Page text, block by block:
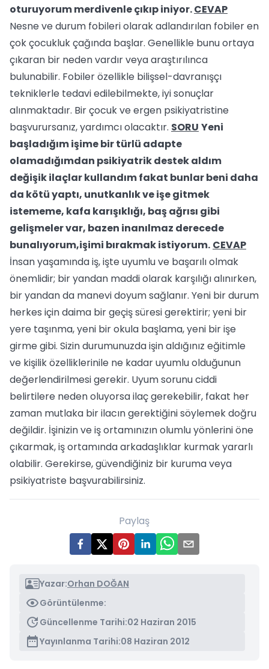
oturuyorum merdivenle çıkıp iniyor.CEVAP
Nesne ve durum fobileri olarak adlandırılan fobiler en
çok çocukluk çağında başlar. Genellikle bunu ortaya
çıkaran bir neden vardır veya araştırılınca
bulunabilir. Fobiler özellikle bilişsel-davranışçı
tekniklerle tedavi edilebilmekte, iyi sonuçlar
alınmaktadır. Bir çocuk ve ergen psikiyatristine
başvurursanız, yardımcı olacaktır. SORU Yeni
başladığım işime bir türlü adapte
olamadığımdan psikiyatrik destek aldım
değişik ilaçlar kullandım fakat bunlar beni daha
da kötü yaptı, unutkanlık ve işe gitmek
istememe, kafa karışıklığı, baş ağrısı gibi
gelişmeler var, bazen inanılmaz derecede
bunalıyorum,işimi bırakmak istiyorum. CEVAP
İnsan yaşamında iş, işte uyumlu ve başarılı olmak
önemlidir; bir yandan maddi olarak karşılığı alınırken,
bir yandan da manevi doyum sağlanır. Yeni bir durum
herkes için daima bir geçiş süresi gerektirir; yeni bir
yere taşınma, yeni bir okula başlama, yeni bir işe
girme gibi. Sizin durumunuzda işin aldığınız eğitimle
ve kişilik özelliklerinile ne kadar uyumlu olduğunun
değerlendirilmesi gerekir. Uyum sorunu ciddi
belirtilere neden oluyorsa ilaç gerekebilir, fakat her
zaman mutlaka bir ilacın gerektiğini söylemek doğru
değildir. İşinizin ve iş ortamınızın olumlu yönlerini öne
çıkarmak, iş ortamında arkadaşlıklar kurmak yararlı
olabilir. Gerekirse, güvendiğiniz bir kuruma veya
psikiyatriste başvurabilirsiniz.
Paylaş
Yazar:Orhan DOĞAN
Görüntülenme:
Güncellenme Tarihi:02 Haziran 2015
Yayınlanma Tarihi:08 Haziran 2012